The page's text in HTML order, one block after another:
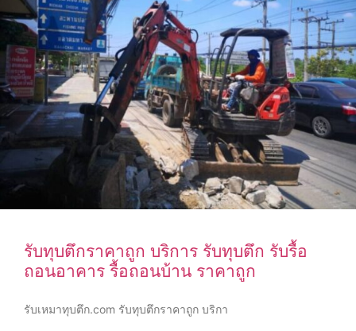
รับทุบตึกราคาถูก บริการ รับทุบตึก รับรื้อ
ถอนอาคาร รื้อถอนบ้าน ราคาถูก
รับเหมาทุบตึก.com รับทุบตึกราคาถูก บริกา